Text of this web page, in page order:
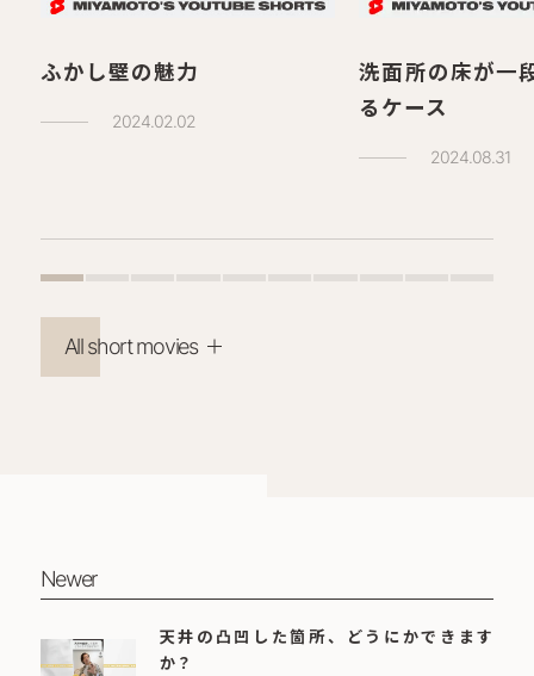
ふかし壁の魅力
2024.02.02
洗面所の床が一
るケース
2024.08.31
All short movies
Newer
天井の凸凹した箇所、どうにかできます
か？